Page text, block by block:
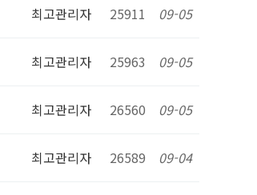
최고관리자 25911 09-05
최고관리자 25963 09-05
최고관리자 26560 09-05
최고관리자 26589 09-04